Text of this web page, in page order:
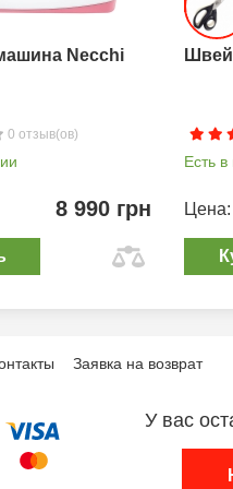
Necchi
0 отзыв(ов)
8 990 грн
Есть
Цена:
Заявка на возврат
У вас